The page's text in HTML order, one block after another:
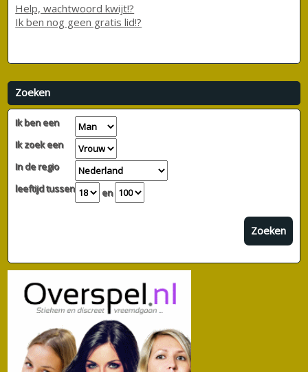
Help, wachtwoord kwijt!?
Ik ben nog geen gratis lid!?
Zoeken
Ik ben een
Ik zoek een
In de regio
leeftijd tussen
en
Zoeken